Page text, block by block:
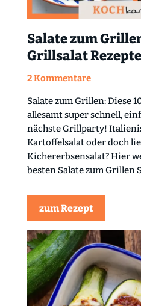
Salate zum
Grillsalat Rezepte
2 Kommentare
Salate zum Grillen: Diese
allesamt super schnell,
nächste Grillparty!
Kartoffelsalat oder doch
Kichererbsensalat? Hier
besten Salate zum Grillen
zum Rezept